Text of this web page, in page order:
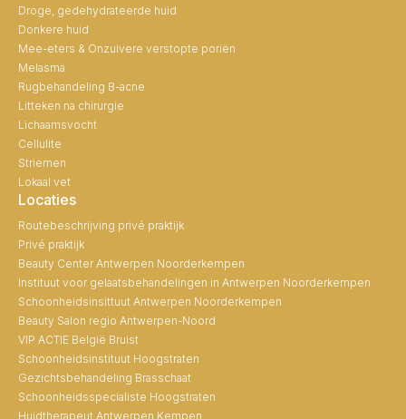
Droge, gedehydrateerde huid
Donkere huid
Mee-eters & Onzuivere verstopte poriën
Melasma
Rugbehandeling B-acne
Litteken na chirurgie
Lichaamsvocht
Cellulite
Striemen
Lokaal vet
Locaties
Routebeschrijving privé praktijk
Privé praktijk
Beauty Center Antwerpen Noorderkempen
Instituut voor gelaatsbehandelingen in Antwerpen Noorderkempen
Schoonheidsinsittuut Antwerpen Noorderkempen
Beauty Salon regio Antwerpen-Noord
VIP ACTIE België Bruist
Schoonheidsinstituut Hoogstraten
Gezichtsbehandeling Brasschaat
Schoonheidsspecialiste Hoogstraten
Huidtherapeut Antwerpen Kempen